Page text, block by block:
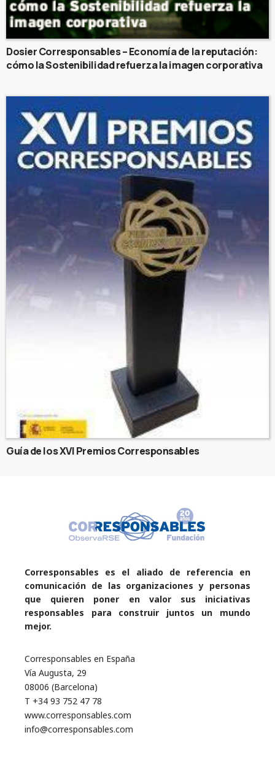
Dosier Corresponsables – Economía de la reputación:
cómo la Sostenibilidad refuerza la imagen corporativa
Guía de los XVI Premios Corresponsables
Corresponsables es el aliado de referencia en
comunicación de las organizaciones y personas
que quieren poner en valor sus iniciativas
responsables para construir juntos un mundo
mejor.
Corresponsables en España
Vía Augusta, 29
08006 (Barcelona)
T +34 93 752 47 78
www.corresponsables.com
info@corresponsables.com